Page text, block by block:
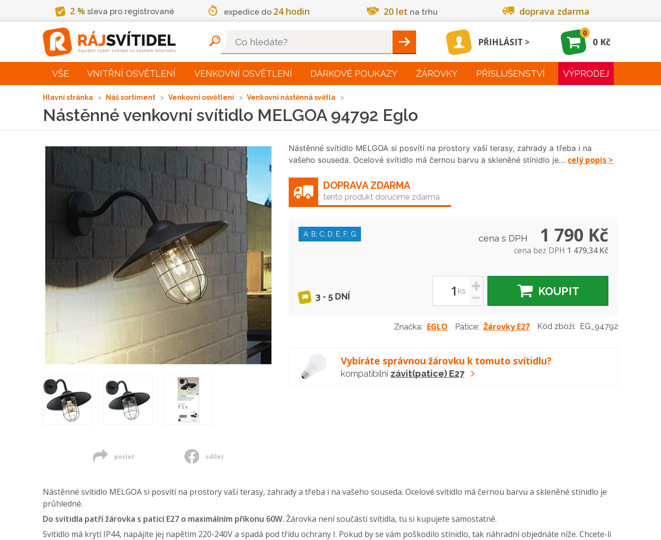
2 % sleva pro registrované expedice do 24 hodin 20 let na trhu doprava zdarma
Hleadat PŘIHLÁSIT
0
0 Kč
VŠE VNITŘNÍ OSVĚTLENÍ VENKOVNÍ OSVĚTLENÍ DÁRKOVÉ POUKAZY ŽÁROVKY PŘÍSLUŠENSTVÍ VÝPRODEJ
Hlavní stránka Náš sortiment Venkovní osvětlení Venkovní nástěnná světla
Nástěnné venkovní svítidlo MELGOA 94792 Eglo
poslat sdílet
Nástěnné svítidlo MELGOA si posvítí na prostory vaší terasy, zahrady a třeba i na
vašeho souseda. Ocelové svítidlo má černou barvu a skleněné stínidlo je… celý popis >
DOPRAVA ZDARMA
tento produkt doručíme zdarma
A; B; C; D; E; F; G
3 - 5 DNÍ
cena s DPH 1 790 Kč
cena bez DPH 1 479,34 Kč
ks
+
-
KOUPIT
Značka: EGLO Patice: Žárovky E27 Kód zboží: EG_94792
Vybíráte správnou žárovku k tomuto svítidlu?
kompatibilní závit(patice) E27
Nástěnné svítidlo MELGOA si posvítí na prostory vaší terasy, zahrady a třeba i na vašeho souseda. Ocelové svítidlo má černou barvu a skleněné stínidlo je
průhledné.
Do svítidla patří žárovka s paticí E27 o maximálním příkonu 60W. Žárovka není součástí svítidla, tu si kupujete samostatně.
Svítidlo má krytí IP44, napájíte jej napětím 220-240V a spadá pod třídu ochrany I. Pokud by se vám poškodilo stínidlo, tak náhradní objednáte níže. Chcete-li